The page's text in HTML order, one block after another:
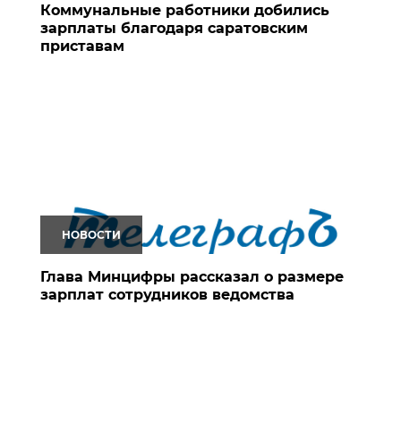
Коммунальные работники добились
зарплаты благодаря саратовским
приставам
НОВОСТИ
Глава Минцифры рассказал о размере
зарплат сотрудников ведомства